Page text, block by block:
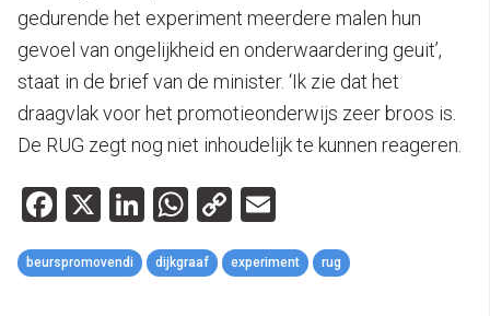
gedurende het experiment meerdere malen hun
gevoel van ongelijkheid en onderwaardering geuit’,
staat in de brief van de minister. ‘Ik zie dat het
draagvlak voor het promotieonderwijs zeer broos is.
De RUG zegt nog niet inhoudelijk te kunnen reageren.
Facebook
X LinkedIn
WhatsApp
Copy
Link
beurspromovendi dijkgraaf experiment rug